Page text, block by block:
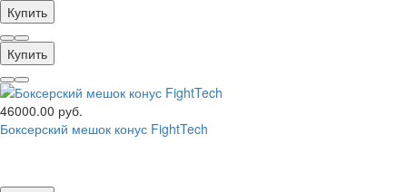
Купить
Купить
46000.00 руб.
Боксерский мешок конус FightTech